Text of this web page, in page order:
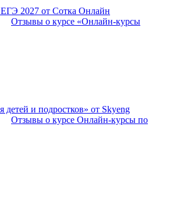
2027 от Сотка Онлайн
Отзывы о курсе «Онлайн-курсы
детей и подростков» от Skyeng
Отзывы о курсе Онлайн-курсы по